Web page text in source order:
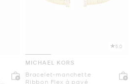
5.0
MICHAEL KORS
Bracelet-manchette
Ribbon Flex à pavé